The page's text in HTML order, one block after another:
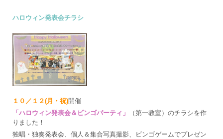
ハロウィン発表会チラシ
１０／１２(月・祝)開催
「ハロウィン発表会＆ビンゴパーティ」
（第一教室）のチラシを作
りました！
独唱・独奏発表会、個人＆集合写真撮影、ビンゴゲームでプレゼン